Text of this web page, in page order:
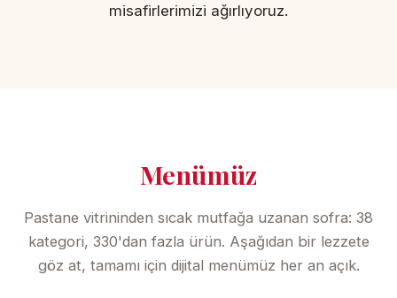
misafirlerimizi ağırlıyoruz.
Menümüz
Pastane vitrininden sıcak mutfağa uzanan sofra: 38
kategori, 330'dan fazla ürün. Aşağıdan bir lezzete
göz at, tamamı için dijital menümüz her an açık.